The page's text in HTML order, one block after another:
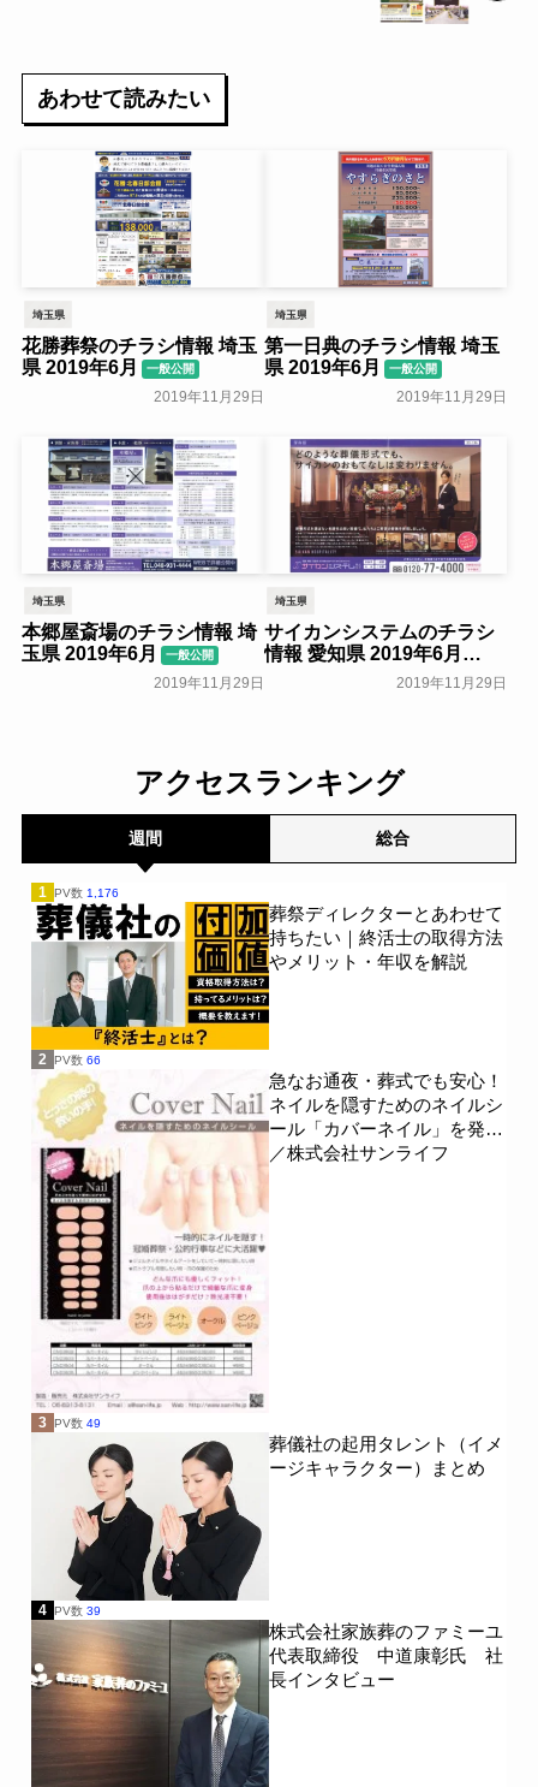
あわせて読みたい
埼玉県
花勝葬祭のチラシ情報 埼玉
県 2019年6月
一般公開
2019年11月29日
埼玉県
第一日典のチラシ情報 埼玉
県 2019年6月
一般公開
2019年11月29日
埼玉県
本郷屋斎場のチラシ情報 埼
玉県 2019年6月
一般公開
2019年11月29日
埼玉県
サイカンシステムのチラシ
情報 愛知県 2019年6月
2019年11月29日
アクセスランキング
週間 総合
1 PV数 1,176
葬祭ディレクターとあわせて
持ちたい｜終活士の取得方法
やメリット・年収を解説
2 PV数 66
急なお通夜・葬式でも安心！
ネイルを隠すためのネイルシ
ール「カバーネイル」を発売
／株式会社サンライフ
3 PV数 49
葬儀社の起用タレント（イメ
ージキャラクター）まとめ
4 PV数 39
株式会社家族葬のファミーユ
代表取締役 中道康彰氏 社
長インタビュー